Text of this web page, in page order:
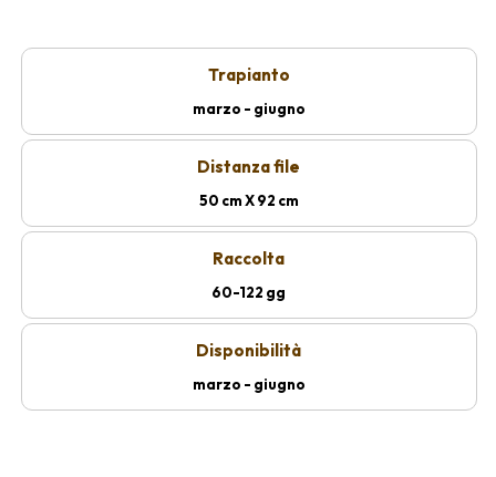
Trapianto
marzo - giugno
Distanza file
50 cm X 92 cm
Raccolta
60-122 gg
Disponibilità
marzo - giugno